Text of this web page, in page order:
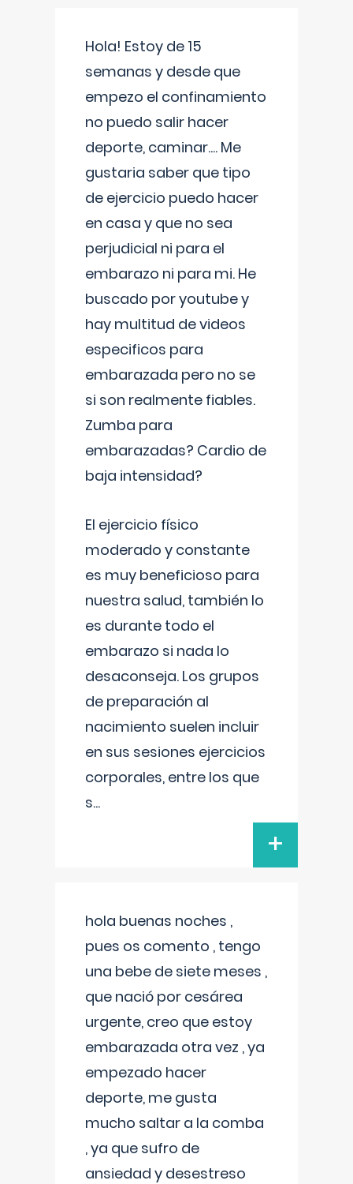
Hola! Estoy de 15
semanas y desde que
empezo el confinamiento
no puedo salir hacer
deporte, caminar.... Me
gustaria saber que tipo
de ejercicio puedo hacer
en casa y que no sea
perjudicial ni para el
embarazo ni para mi. He
buscado por youtube y
hay multitud de videos
especificos para
embarazada pero no se
si son realmente fiables.
Zumba para
embarazadas? Cardio de
baja intensidad?
El ejercicio físico
moderado y constante
es muy beneficioso para
nuestra salud, también lo
es durante todo el
embarazo si nada lo
desaconseja. Los grupos
de preparación al
nacimiento suelen incluir
en sus sesiones ejercicios
corporales, entre los que
s...
+
hola buenas noches ,
pues os comento , tengo
una bebe de siete meses ,
que nació por cesárea
urgente, creo que estoy
embarazada otra vez , ya
empezado hacer
deporte, me gusta
mucho saltar a la comba
, ya que sufro de
ansiedad y desestreso